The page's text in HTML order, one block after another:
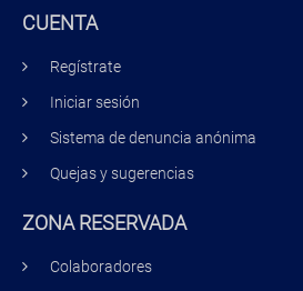
CUENTA
Regístrate
Iniciar sesión
Sistema de denuncia anónima
Quejas y sugerencias
ZONA RESERVADA
Colaboradores